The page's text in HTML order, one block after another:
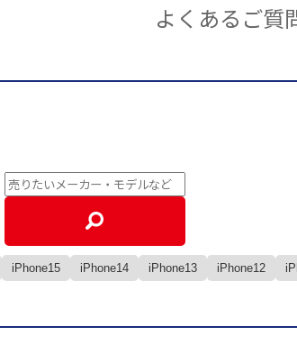
よくあるご質
iPhone15 iPhone14 iPhone13 iPhone12